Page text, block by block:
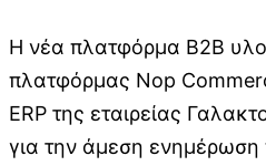
Η νέα πλατφόρμα Β2Β
πλατφόρμας Nop
ERP της εταιρείας
για την άμεση ενημέρωση